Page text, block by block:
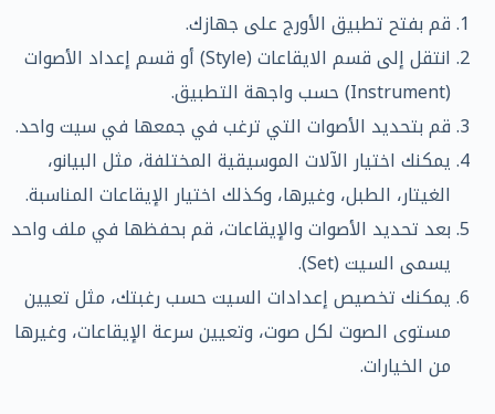
قم بفتح تطبيق الأورج على جهازك.
انتقل إلى قسم الايقاعات (Style) أو قسم إعداد الأصوات
(Instrument) حسب واجهة التطبيق.
قم بتحديد الأصوات التي ترغب في جمعها في سيت واحد.
يمكنك اختيار الآلات الموسيقية المختلفة، مثل البيانو،
الغيتار، الطبل، وغيرها، وكذلك اختيار الإيقاعات المناسبة.
بعد تحديد الأصوات والإيقاعات، قم بحفظها في ملف واحد
يسمى السيت (Set).
يمكنك تخصيص إعدادات السيت حسب رغبتك، مثل تعيين
مستوى الصوت لكل صوت، وتعيين سرعة الإيقاعات، وغيرها
من الخيارات.